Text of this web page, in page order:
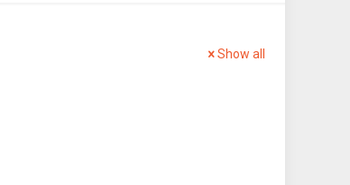
Show all